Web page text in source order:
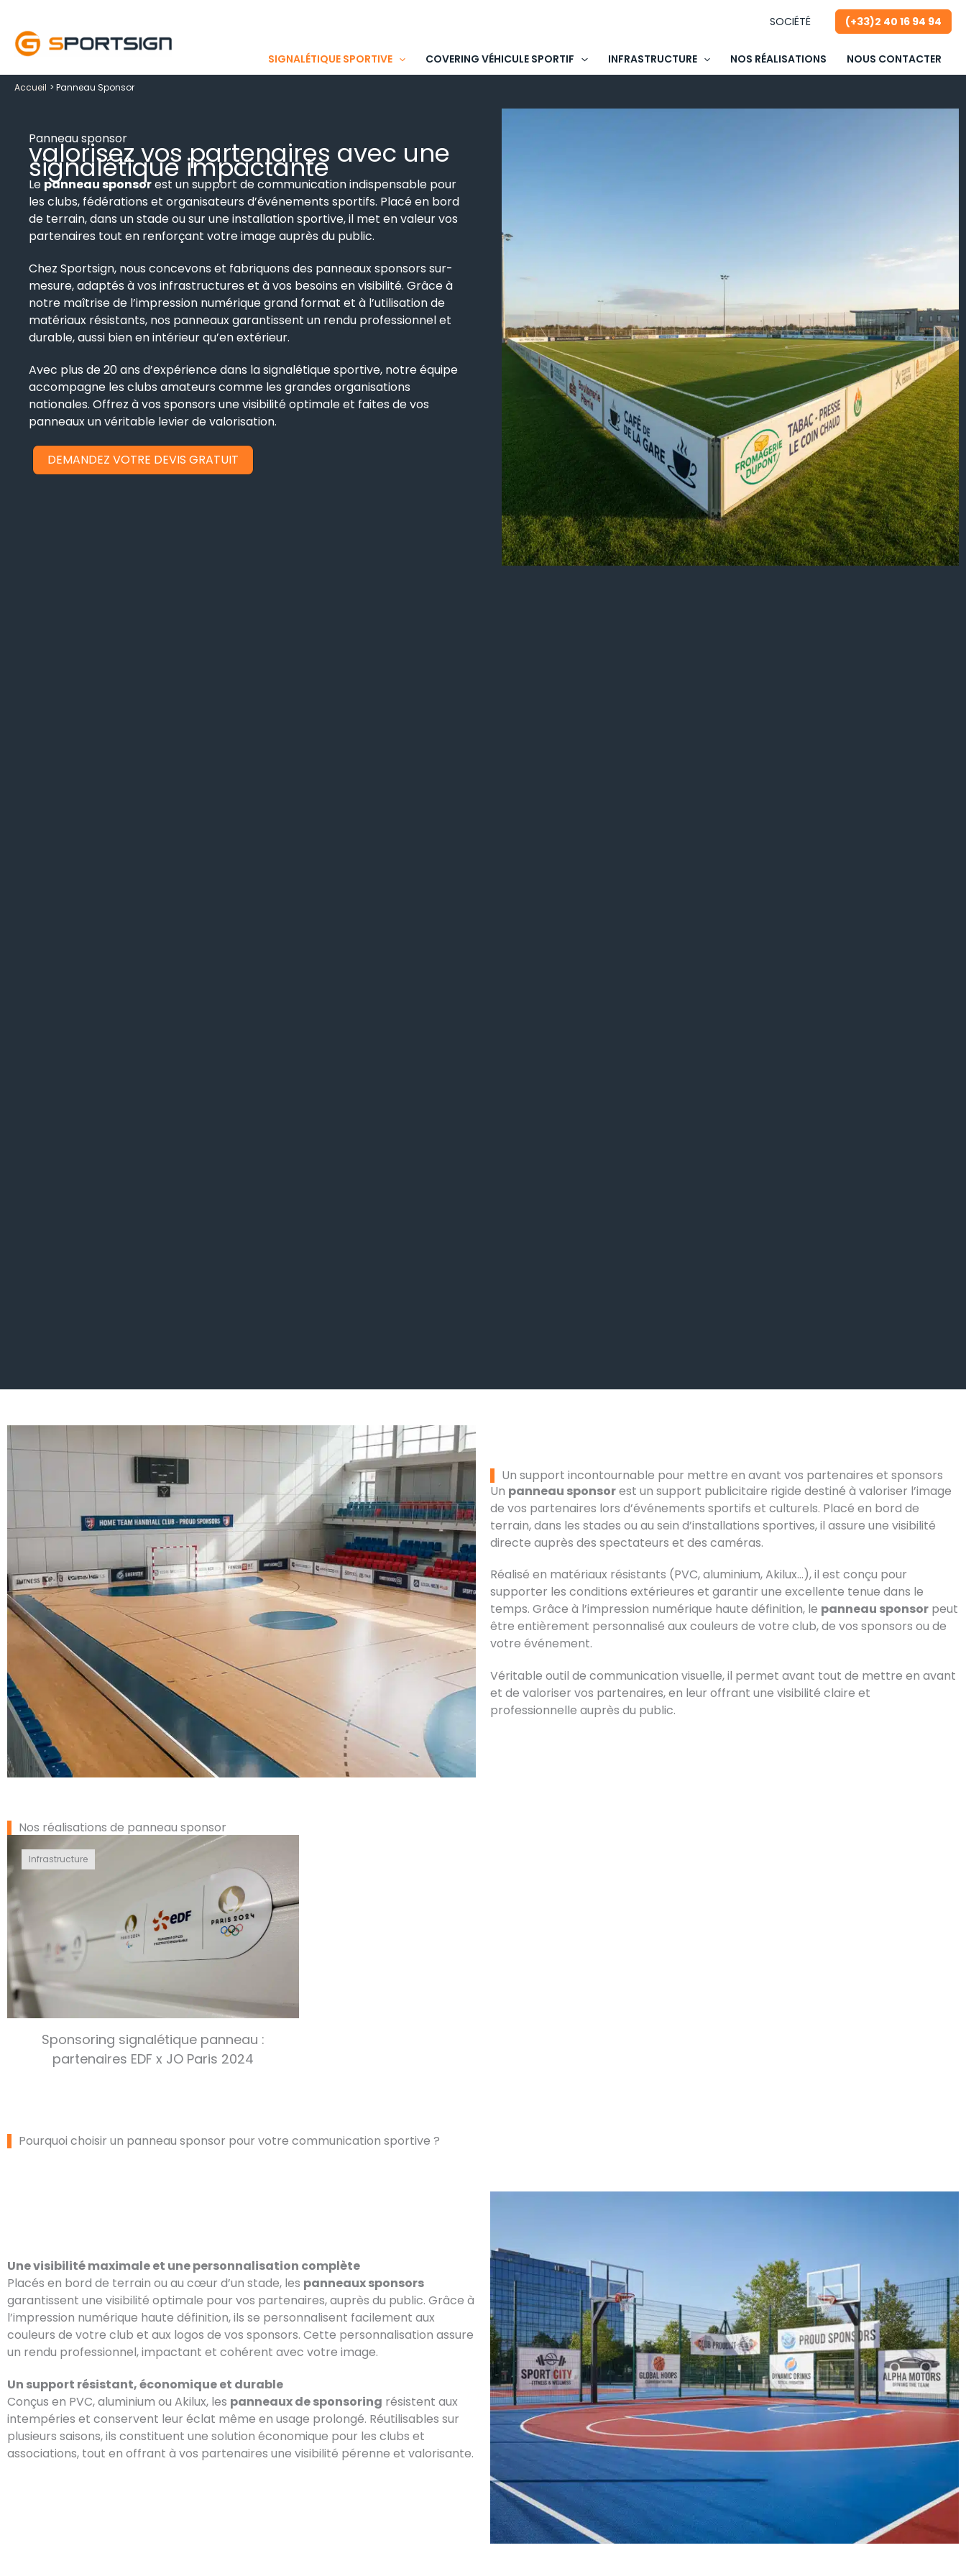
contenu
SOCIÉTÉ (+33)2 40 16 94 94
SIGNALÉTIQUE SPORTIVE COVERING VÉHICULE SPORTIF INFRASTRUCTURE NOS RÉALISATIONS NOUS CONTACTER
Accueil Panneau Sponsor
Panneau sponsor
valorisez vos partenaires avec une
signalétique impactante
Le panneau sponsorest un support de communication indispensable pour
les clubs, fédérations et organisateurs d’événements sportifs. Placé en bord
de terrain, dans un stade ou sur une installation sportive, il met en valeur vos
partenaires tout en renforçant votre image auprès du public.
Chez Sportsign, nous concevons et fabriquons des panneaux sponsors sur-
mesure, adaptés à vos infrastructures et à vos besoins en visibilité. Grâce à
notre maîtrise de l’impression numérique grand format et à l’utilisation de
matériaux résistants, nos panneaux garantissent un rendu professionnel et
durable, aussi bien en intérieur qu’en extérieur.
Avec plus de 20 ans d’expérience dans la signalétique sportive, notre équipe
accompagne les clubs amateurs comme les grandes organisations
nationales. Offrez à vos sponsors une visibilité optimale et faites de vos
panneaux un véritable levier de valorisation.
DEMANDEZ VOTRE DEVIS GRATUIT
Un support incontournable pour mettre en avant vos partenaires et sponsors
Un panneau sponsorest un support publicitaire rigide destiné à valoriser l’image
de vos partenaires lors d’événements sportifs et culturels. Placé en bord de
terrain, dans les stades ou au sein d’installations sportives, il assure une visibilité
directe auprès des spectateurs et des caméras.
Réalisé en matériaux résistants (PVC, aluminium, Akilux…), il est conçu pour
supporter les conditions extérieures et garantir une excellente tenue dans le
temps. Grâce à l’impression numérique haute définition, le panneau sponsor peut
être entièrement personnalisé aux couleurs de votre club, de vos sponsors ou de
votre événement.
Véritable outil de communication visuelle, il permet avant tout de mettre en avant
et de valoriser vos partenaires, en leur offrant une visibilité claire et
professionnelle auprès du public.
Nos réalisations de panneau sponsor
Infrastructure
Sponsoring signalétique panneau :
partenaires EDF x JO Paris 2024
Pourquoi choisir un panneau sponsor pour votre communication sportive ?
Une visibilité maximale et une personnalisation complète
Placés en bord de terrain ou au cœur d’un stade, les panneaux sponsors
garantissent une visibilité optimale pour vos partenaires, auprès du public. Grâce à
l’impression numérique haute définition, ils se personnalisent facilement aux
couleurs de votre club et aux logos de vos sponsors. Cette personnalisation assure
un rendu professionnel, impactant et cohérent avec votre image.
Un support résistant, économique et durable
Conçus en PVC, aluminium ou Akilux, les panneaux de sponsoring résistent aux
intempéries et conservent leur éclat même en usage prolongé. Réutilisables sur
plusieurs saisons, ils constituent une solution économique pour les clubs et
associations, tout en offrant à vos partenaires une visibilité pérenne et valorisante.